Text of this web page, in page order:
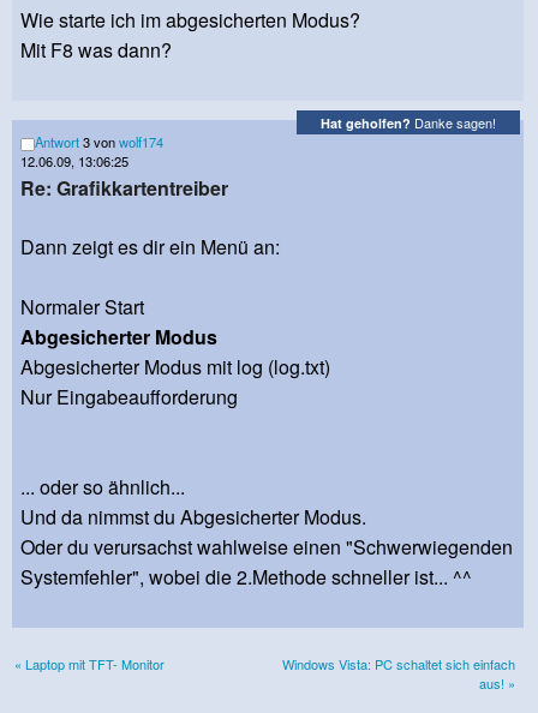
Wie starte ich im abgesicherten Modus?
Mit F8 was dann?
Hat geholfen? Danke sagen!
Antwort3 vonwolf174
12.06.09, 13:06:25
Re: Grafikkartentreiber
Dann zeigt es dir ein Menü an:
Normaler Start
Abgesicherter Modus
Abgesicherter Modus mit log (log.txt)
Nur Eingabeaufforderung
... oder so ähnlich...
Und da nimmst du Abgesicherter Modus.
Oder du verursachst wahlweise einen "Schwerwiegenden
Systemfehler", wobei die 2.Methode schneller ist... ^^
« Laptop mit TFT- Monitor
Windows Vista: PC schaltet sich einfach
aus! »